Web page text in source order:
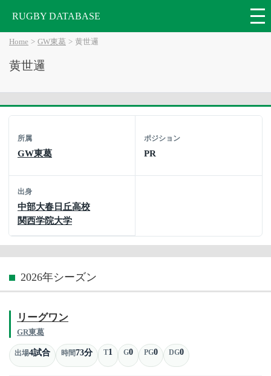
RUGBY DATABASE
Home GW東葛 黄世邏
黄世邏
所属
GW東葛
ポジション
PR
出身
中部大春日丘高校
関西学院大学
2026年シーズン
リーグワン
GR東葛
出場4試合 時間73分 T1 G0 PG0 DG0